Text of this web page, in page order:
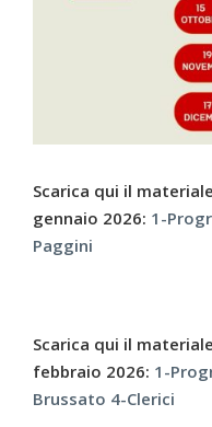
Scarica qui il
gennaio 2026: 1-
Paggini
Scarica qui il
febbraio 2026: 1-
Brussato 4-Clerici